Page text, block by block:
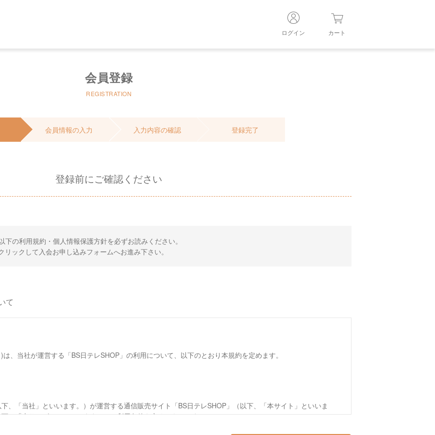
ログイン カート
会員登録
REGISTRATION
会員情報の入力 入力内容の確認 登録完了
登録前にご確認ください
の利用規約・個人情報保護方針を必ずお読みください。
ックして入会お申し込みフォームへお進み下さい。
て
、当社が運営する「BS日テレSHOP」の利用について、以下のとおり本規約を定めます。
、「当社」といいます。）が運営する通信販売サイト「BS日テレSHOP」（以下、「本サイト」といいま
、「本サービス」といいます。）の利用条件を定めるものです。